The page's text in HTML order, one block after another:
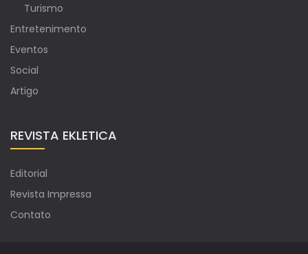
Turismo
Entretenimento
Eventos
Social
Artigo
REVISTA EKLETICA
Editorial
Revista Impressa
Contato